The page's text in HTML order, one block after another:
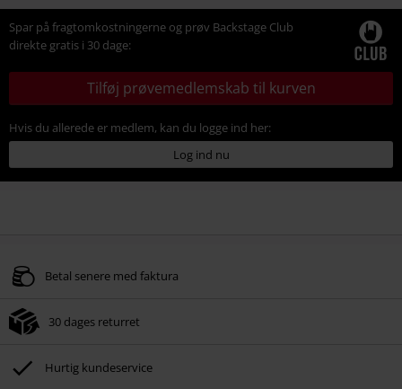
Spar på fragtomkostningerne og prøv Backstage Club
direkte gratis i 30 dage:
Tilføj prøvemedlemskab til kurven
Hvis du allerede er medlem, kan du logge ind her:
Log ind nu
Betal senere med faktura
30 dages returret
Hurtig kundeservice